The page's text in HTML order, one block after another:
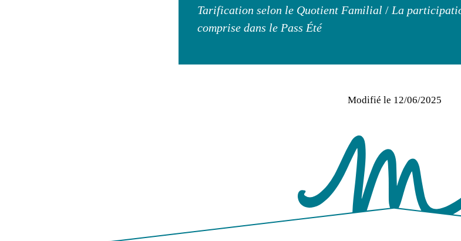
Tarification selon le Quotient Familial / La
comprise dans le Pass Été
Modifié le 12/06/2025